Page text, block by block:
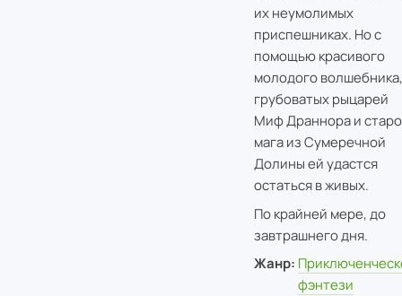
их неумолимых
приспешниках. Но с
помощью красивого
молодого волшебника,
грубоватых рыцарей
Миф Драннора и
мага из Сумеречной
Долины ей удастся
остаться в живых.
По крайней мере, до
завтрашнего дня.
Жанр:
фэнтези